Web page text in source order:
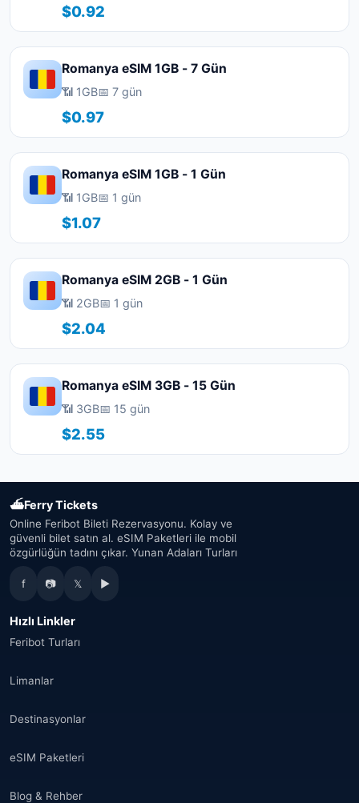
$0.92
Romanya eSIM 1GB - 7 Gün
📶 1GB📅 7 gün
$0.97
Romanya eSIM 1GB - 1 Gün
📶 1GB📅 1 gün
$1.07
Romanya eSIM 2GB - 1 Gün
📶 2GB📅 1 gün
$2.04
Romanya eSIM 3GB - 15 Gün
📶 3GB📅 15 gün
$2.55
⛴Ferry Tickets
Online Feribot Bileti Rezervasyonu. Kolay ve
güvenli bilet satın al. eSIM Paketleri ile mobil
özgürlüğün tadını çıkar. Yunan Adaları Turları
f 📷 𝕏 ▶
Hızlı Linkler
Feribot Turları
Limanlar
Destinasyonlar
eSIM Paketleri
Blog & Rehber